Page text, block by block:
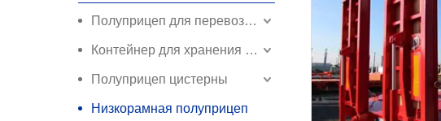
Полуприцеп для перевозки контейнеров
Контейнер для хранения контейнеров ISO
Полуприцеп цистерны
Низкорамная полуприцеп